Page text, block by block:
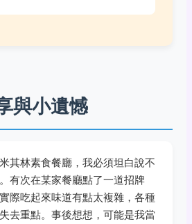
與小遺憾
其林素食餐廳，我必須坦白說不
有次在某家餐廳點了一道招牌
際吃起來味道有點太複雜，各種
去重點。事後想想，可能是我當